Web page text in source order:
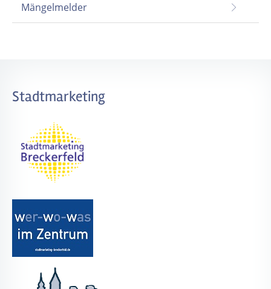
Mängelmelder
Stadtmarketing